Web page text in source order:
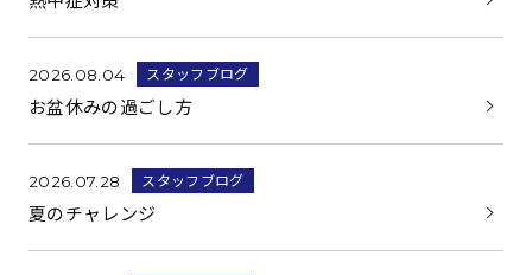
2026.08.04 スタッフブログ
お盆休みの過ごし方
2026.07.28 スタッフブログ
夏のチャレンジ